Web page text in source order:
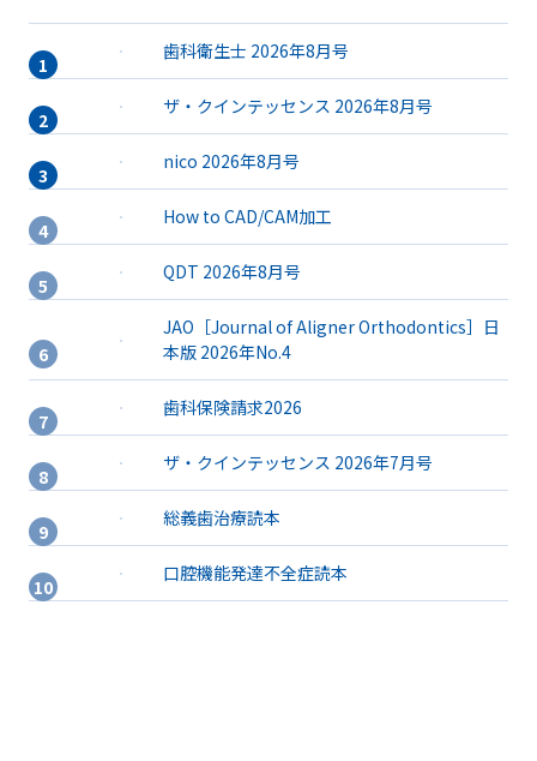
歯科衛生士 2026年8月号
ザ・クインテッセンス 2026年8月号
nico 2026年8月号
How to CAD/CAM加工
QDT 2026年8月号
JAO［Journal of Aligner Orthodontics］日
本版 2026年No.4
歯科保険請求2026
ザ・クインテッセンス 2026年7月号
総義歯治療読本
口腔機能発達不全症読本